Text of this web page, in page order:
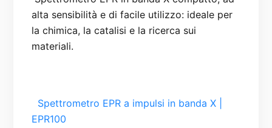
alta sensibilità e di facile utilizzo: ideale per
la chimica, la catalisi e la ricerca sui
EPR100